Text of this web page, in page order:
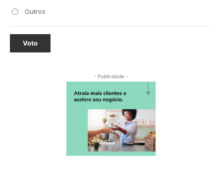
Outros
Voto
- Publicidade -